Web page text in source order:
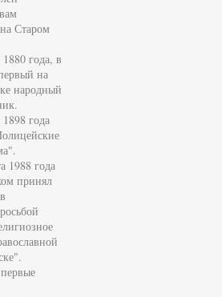
Старом
1880 года, в
на
народный
1898 года
1988 года
принял